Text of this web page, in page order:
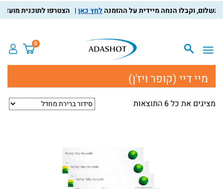
לחץ כאן הצטרפו לתוכנית מועדון
0
מיי דיי (קופר ויז'ן)
מציגים את כל ⁦6⁩ התוצאות